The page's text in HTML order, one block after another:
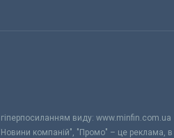
гіперпосиланням виду: www.minfin.com.ua
компаній", "Промо" – це реклама, в